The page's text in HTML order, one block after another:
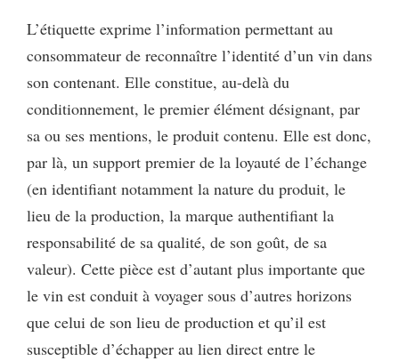
L’étiquette exprime l’information permettant au
consommateur de reconnaître l’identité d’un vin dans
son contenant. Elle constitue, au-delà du
conditionnement, le premier élément désignant, par
sa ou ses mentions, le produit contenu. Elle est donc,
par là, un support premier de la loyauté de l’échange
(en identifiant notamment la nature du produit, le
lieu de la production, la marque authentifiant la
responsabilité de sa qualité, de son goût, de sa
valeur). Cette pièce est d’autant plus importante que
le vin est conduit à voyager sous d’autres horizons
que celui de son lieu de production et qu’il est
susceptible d’échapper au lien direct entre le